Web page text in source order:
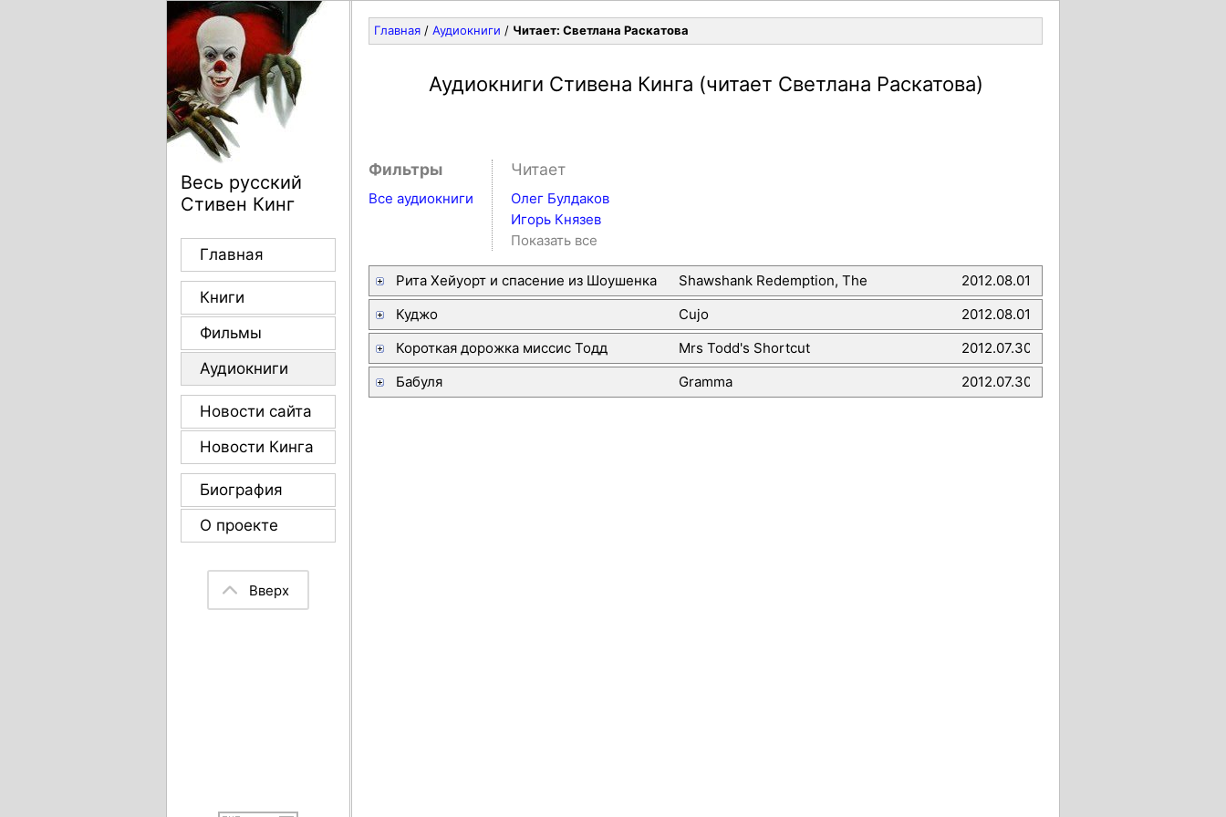
Весь русский
Стивен Кинг
Главная
Книги
Фильмы
Аудиокниги
Новости сайта
Новости Кинга
Биография
О проекте
Вверх
Главная / Аудиокниги / Читает: Светлана Раскатова
Аудиокниги Стивена Кинга (читает Светлана Раскатова)
Фильтры
Все аудиокниги
Читает
Показать все
Олег Булдаков
Игорь Князев
Рита Хейуорт и спасение из Шоушенка Shawshank Redemption, The
2012.08.01
Куджо
Cujo
2012.08.01
Короткая дорожка миссис Тодд
Mrs Todd's Shortcut
2012.07.30
Бабуля
Gramma 2012.07.30